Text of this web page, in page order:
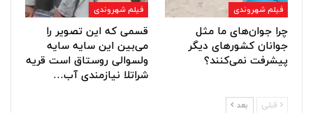
فیلم شهروندی
چرا جوان‌های ما مثل
جوانان کشورهای دیگر
پیشرفت نمی‌کنند؟
فیلم شهروندی
قسمی که این تصویر را
می‌بین این سایه سایه
ولسوالی روستاق است قریه
شراتلا نیازمندی آب…
قبلی بعد